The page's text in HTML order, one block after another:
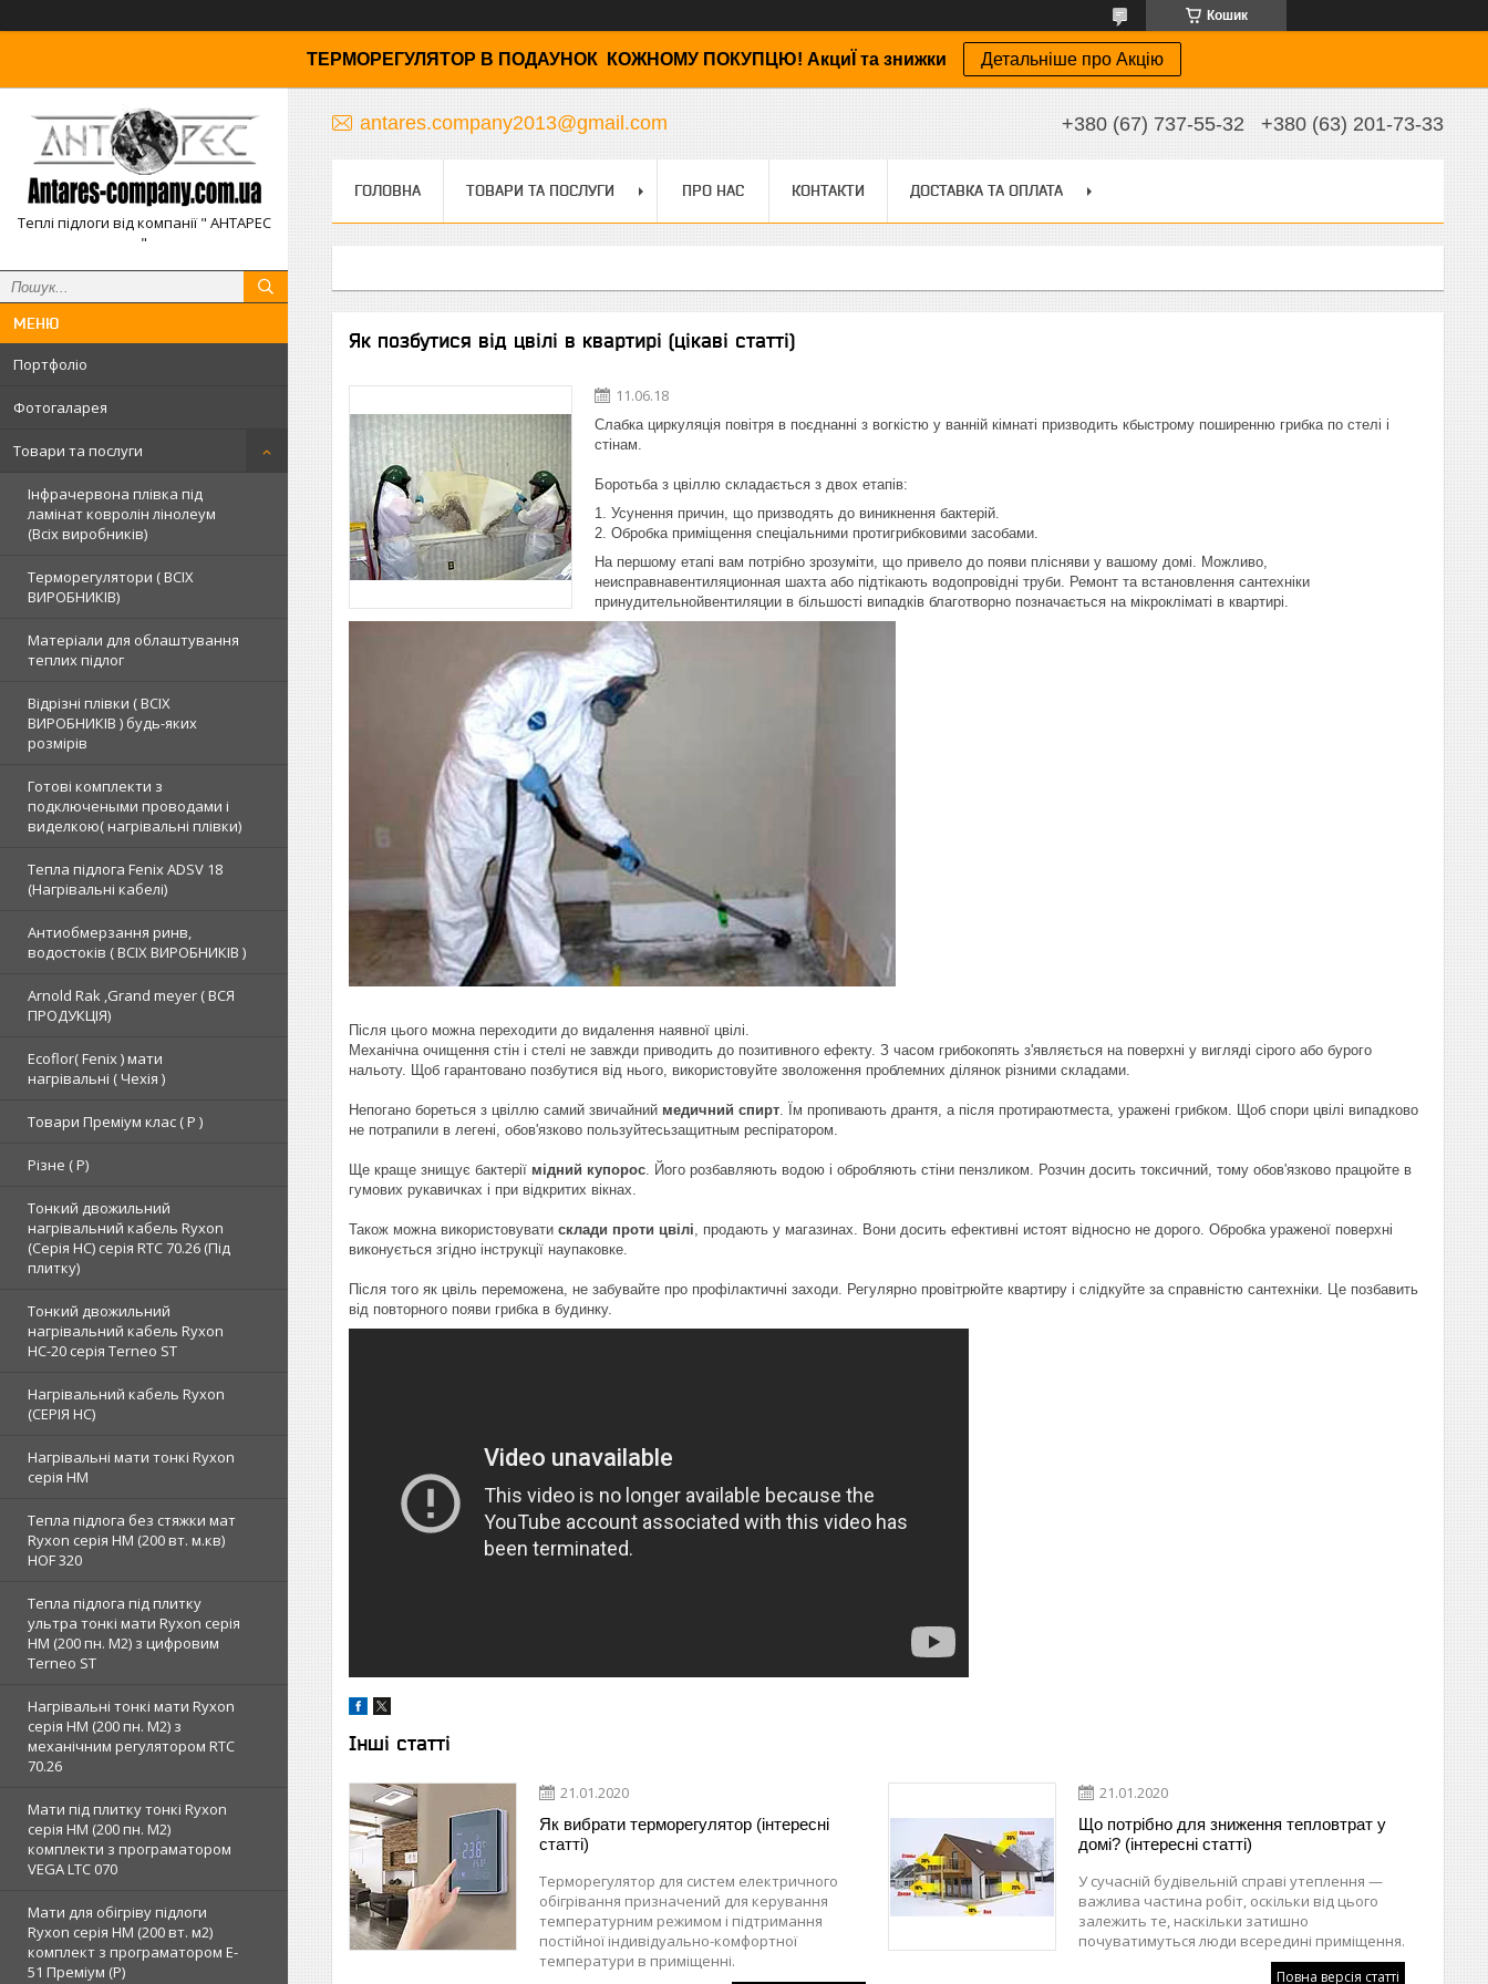
Кошик
ТЕРМОРЕГУЛЯТОР В ПОДАУНОК КОЖНОМУ ПОКУПЦЮ! АкциЇ та знижки Детальніше про Акцію
Теплі підлоги від компанії " АНТАРЕС
"
Портфоліо
Фотогаларея
Товари та послуги
Інфрачервона плівка під
ламінат ковролін лінолеум
(Всіх виробників)
Терморегулятори ( ВСІХ
ВИРОБНИКІВ)
Матеріали для облаштування
теплих підлог
Відрізні плівки ( ВСІХ
ВИРОБНИКІВ ) будь-яких
розмірів
Готові комплекти з
подключеными проводами і
виделкою( нагрівальні плівки)
Тепла підлога Fenix ADSV 18
(Нагрівальні кабелі)
Антиобмерзання ринв,
водостоків ( ВСІХ ВИРОБНИКІВ )
Arnold Rak ,Grand meyer ( ВСЯ
ПРОДУКЦІЯ)
Ecoflor( Fenix ) мати
нагрівальні ( Чехія )
Товари Преміум клас ( Р )
Різне ( Р)
Тонкий двожильний
нагрівальний кабель Ryxon
(Серія НС) серія RTC 70.26 (Під
плитку)
Тонкий двожильний
нагрівальний кабель Ryxon
HC-20 серія Terneo ST
Нагрівальний кабель Ryxon
(СЕРІЯ НС)
Нагрівальні мати тонкі Ryxon
серія НМ
Тепла підлога без стяжки мат
Ryxon серія НМ (200 вт. м.кв)
HOF 320
Тепла підлога під плитку
ультра тонкі мати Ryxon серія
НМ (200 пн. М2) з цифровим
Terneo ST
Нагрівальні тонкі мати Ryxon
серія НМ (200 пн. М2) з
механічним регулятором RTC
70.26
Мати під плитку тонкі Ryxon
серія НМ (200 пн. М2)
комплекти з програматором
VEGA LTC 070
Мати для обігріву підлоги
Ryxon серія НМ (200 вт. м2)
комплект з програматором E-
51 Преміум (Р)
antares.company2013@gmail.com +380 (67) 737-55-32 +380 (63) 201-73-33
ГОЛОВНА ТОВАРИ ТА ПОСЛУГИ ПРО НАС КОНТАКТИ ДОСТАВКА ТА ОПЛАТА
Як позбутися від цвілі в квартирі (цікаві статті)
11.06.18
Слабка циркуляція повітря в поєднанні з вогкістю у ванній кімнаті призводить кбыстрому поширенню грибка по стелі і
стінам.
Боротьба з цвіллю складається з двох етапів:
Усунення причин, що призводять до виникнення бактерій.
Обробка приміщення спеціальними протигрибковими засобами.
На першому етапі вам потрібно зрозуміти, що привело до появи плісняви у вашому домі. Можливо,
неисправнавентиляционная шахта або підтікають водопровідні труби. Ремонт та встановлення сантехніки
принудительнойвентиляции в більшості випадків благотворно позначається на мікрокліматі в квартирі.
Після цього можна переходити до видалення наявної цвілі.
Механічна очищення стін і стелі не завжди приводить до позитивного ефекту. З часом грибокопять з'являється на поверхні у вигляді сірого або бурого
нальоту. Щоб гарантовано позбутися від нього, використовуйте зволоження проблемних ділянок різними складами.
Непогано бореться з цвіллю самий звичайний медичний спирт. Їм пропивають дрантя, а після протираютместа, уражені грибком. Щоб спори цвілі випадково
не потрапили в легені, обов'язково пользуйтесьзащитным респіратором.
Ще краще знищує бактерії мідний купорос. Його розбавляють водою і обробляють стіни пензликом. Розчин досить токсичний, тому обов'язково працюйте в
гумових рукавичках і при відкритих вікнах.
Також можна використовувати склади проти цвілі, продають у магазинах. Вони досить ефективні истоят відносно не дорого. Обробка ураженої поверхні
виконується згідно інструкції наупаковке.
Після того як цвіль переможена, не забувайте про профілактичні заходи. Регулярно провітрюйте квартиру і слідкуйте за справністю сантехніки. Це позбавить
від повторного появи грибка в будинку.
Інші статті
21.01.2020
Як вибрати терморегулятор (інтересні
статті)
Терморегулятор для систем електричного
обігрівання призначений для керування
температурним режимом і підтримання
постійної індивідуально-комфортної
температури в приміщенні.
21.01.2020
Що потрібно для зниження тепловтрат у
домі? (інтересні статті)
У сучасній будівельній справі утеплення —
важлива частина робіт, оскільки від цього
залежить те, наскільки затишно
почуватимуться люди всередині приміщення.
Повна версія статті